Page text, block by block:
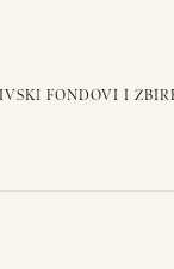
FONDOVI I